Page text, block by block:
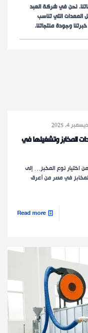
نحن في شركة العبد
المعدات التي تناسب
وجودة منتجاتنا.
ديسمبر 4, 2025
المخابز وتشغيلها في
اختيار نوع المخبز… إلى
المخابز في مصر من أعرق
Read more